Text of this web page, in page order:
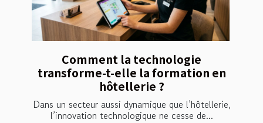
Comment la technologie
transforme-t-elle la formation en
hôtellerie ?
Dans un secteur aussi dynamique que l’hôtellerie,
l’innovation technologique ne cesse de...